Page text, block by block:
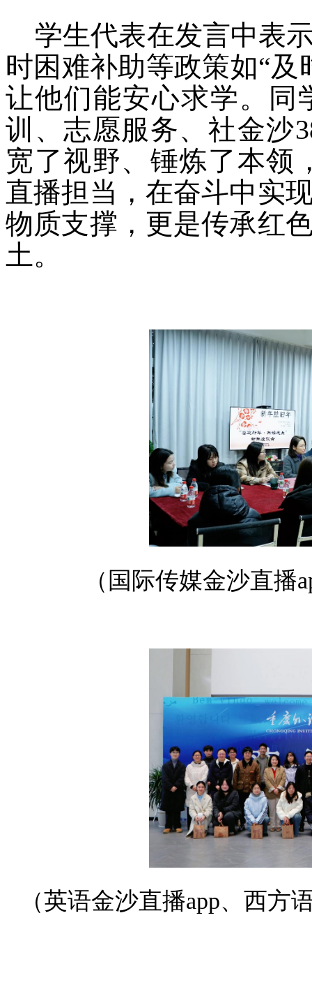
学生代表在发言中表
时困难补助等政策如“
让他们能安心求学。同
训、志愿服务、社金沙
宽了视野、锤炼了本领
直播担当，在奋斗中实
物质支撑，更是传承红
土。
（国际传媒金沙直播
（英语金沙直播app、西方